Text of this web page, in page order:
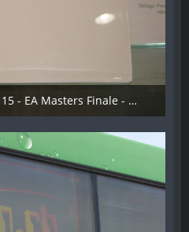
2007-05-04 - Boerde LAN 15 - EA Masters Finale - 025